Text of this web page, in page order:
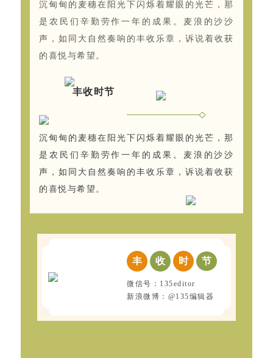
沉甸甸的麦穗在阳光下闪烁着耀眼的光芒，那
是农民们辛勤劳作一年的成果。麦浪的沙沙
声，如同大自然奏响的丰收乐章，诉说着收获
的喜悦与希望。
丰收时节
沉甸甸的麦穗在阳光下闪烁着耀眼的光芒，那
是农民们辛勤劳作一年的成果。麦浪的沙沙
声，如同大自然奏响的丰收乐章，诉说着收获
的喜悦与希望。
丰 收 时 节
微信号：135editor
新浪微博：@135编辑器